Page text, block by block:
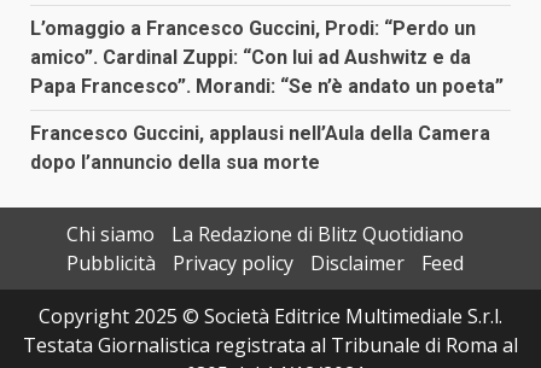
L’omaggio a Francesco Guccini, Prodi: “Perdo un
amico”. Cardinal Zuppi: “Con lui ad Aushwitz e da
Papa Francesco”. Morandi: “Se n’è andato un poeta”
Francesco Guccini, applausi nell’Aula della Camera
dopo l’annuncio della sua morte
Chi siamo
La Redazione di Blitz Quotidiano
Pubblicità
Privacy policy Disclaimer
Feed
Copyright 2025 © Società Editrice Multimediale S.r.l.
Testata Giornalistica registrata al Tribunale di Roma al